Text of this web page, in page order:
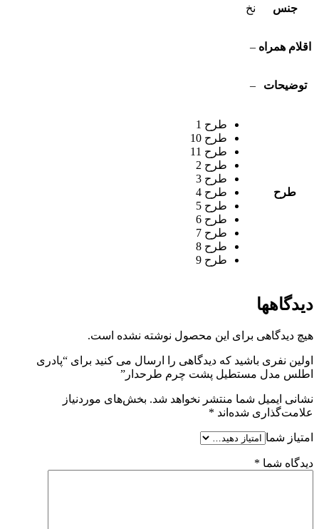
جنس نخ
اقلام همراه –
توضیحات –
طرح
طرح 1
طرح 10
طرح 11
طرح 2
طرح 3
طرح 4
طرح 5
طرح 6
طرح 7
طرح 8
طرح 9
دیدگاهها
هیچ دیدگاهی برای این محصول نوشته نشده است.
اولین نفری باشید که دیدگاهی را ارسال می کنید برای “پادری
اطلس مدل مستطیل پشت چرم طرحدار”
نشانی ایمیل شما منتشر نخواهد شد. بخش‌های موردنیاز
علامت‌گذاری شده‌اند *
امتیاز شما
دیدگاه شما *